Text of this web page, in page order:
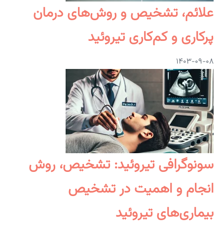
علائم، تشخیص و روش‌های درمان
پرکاری و کم‌کاری تیروئید
۱۴۰۳-۰۹-۰۸
سونوگرافی تیروئید: تشخیص، روش
انجام و اهمیت در تشخیص
بیماری‌های تیروئید